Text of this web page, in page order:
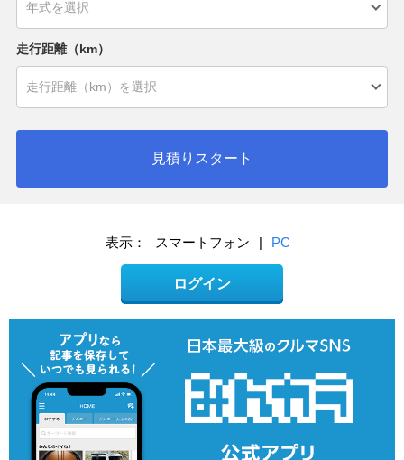
走行距離（km）
見積りスタート
表示： スマートフォン | PC
ログイン